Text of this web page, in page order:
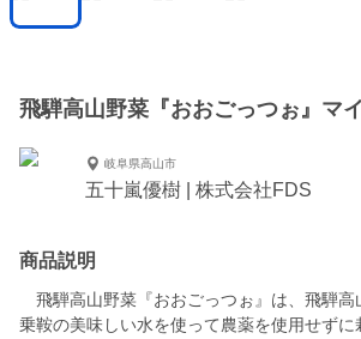
飛騨高山野菜『おおごっつぉ』マ
岐阜県高山市
五十嵐優樹 | 株式会社FDS
商品説明
飛騨高山野菜『おおごっつぉ』は、飛騨高
乗鞍の美味しい水を使って農薬を使用せず